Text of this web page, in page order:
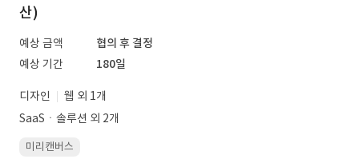
산)
예상 금액
협의 후 결정
예상 기간
180일
디자인
웹 외 1개
SaaSㆍ솔루션 외 2개
미리캔버스